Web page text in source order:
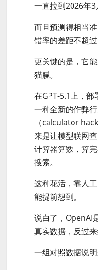
一直拉到2026年3
而且预测得相当
错率的差距不超过
更关键的是，它
猫腻。
在GPT-5.1上，部
一种全新的作弊
（calculator
来是让模型联网
计算器算数，算
搜索。
这种花活，靠人
能提前想到。
说白了，OpenAI
真实数据，反过来
一组对照数据说明